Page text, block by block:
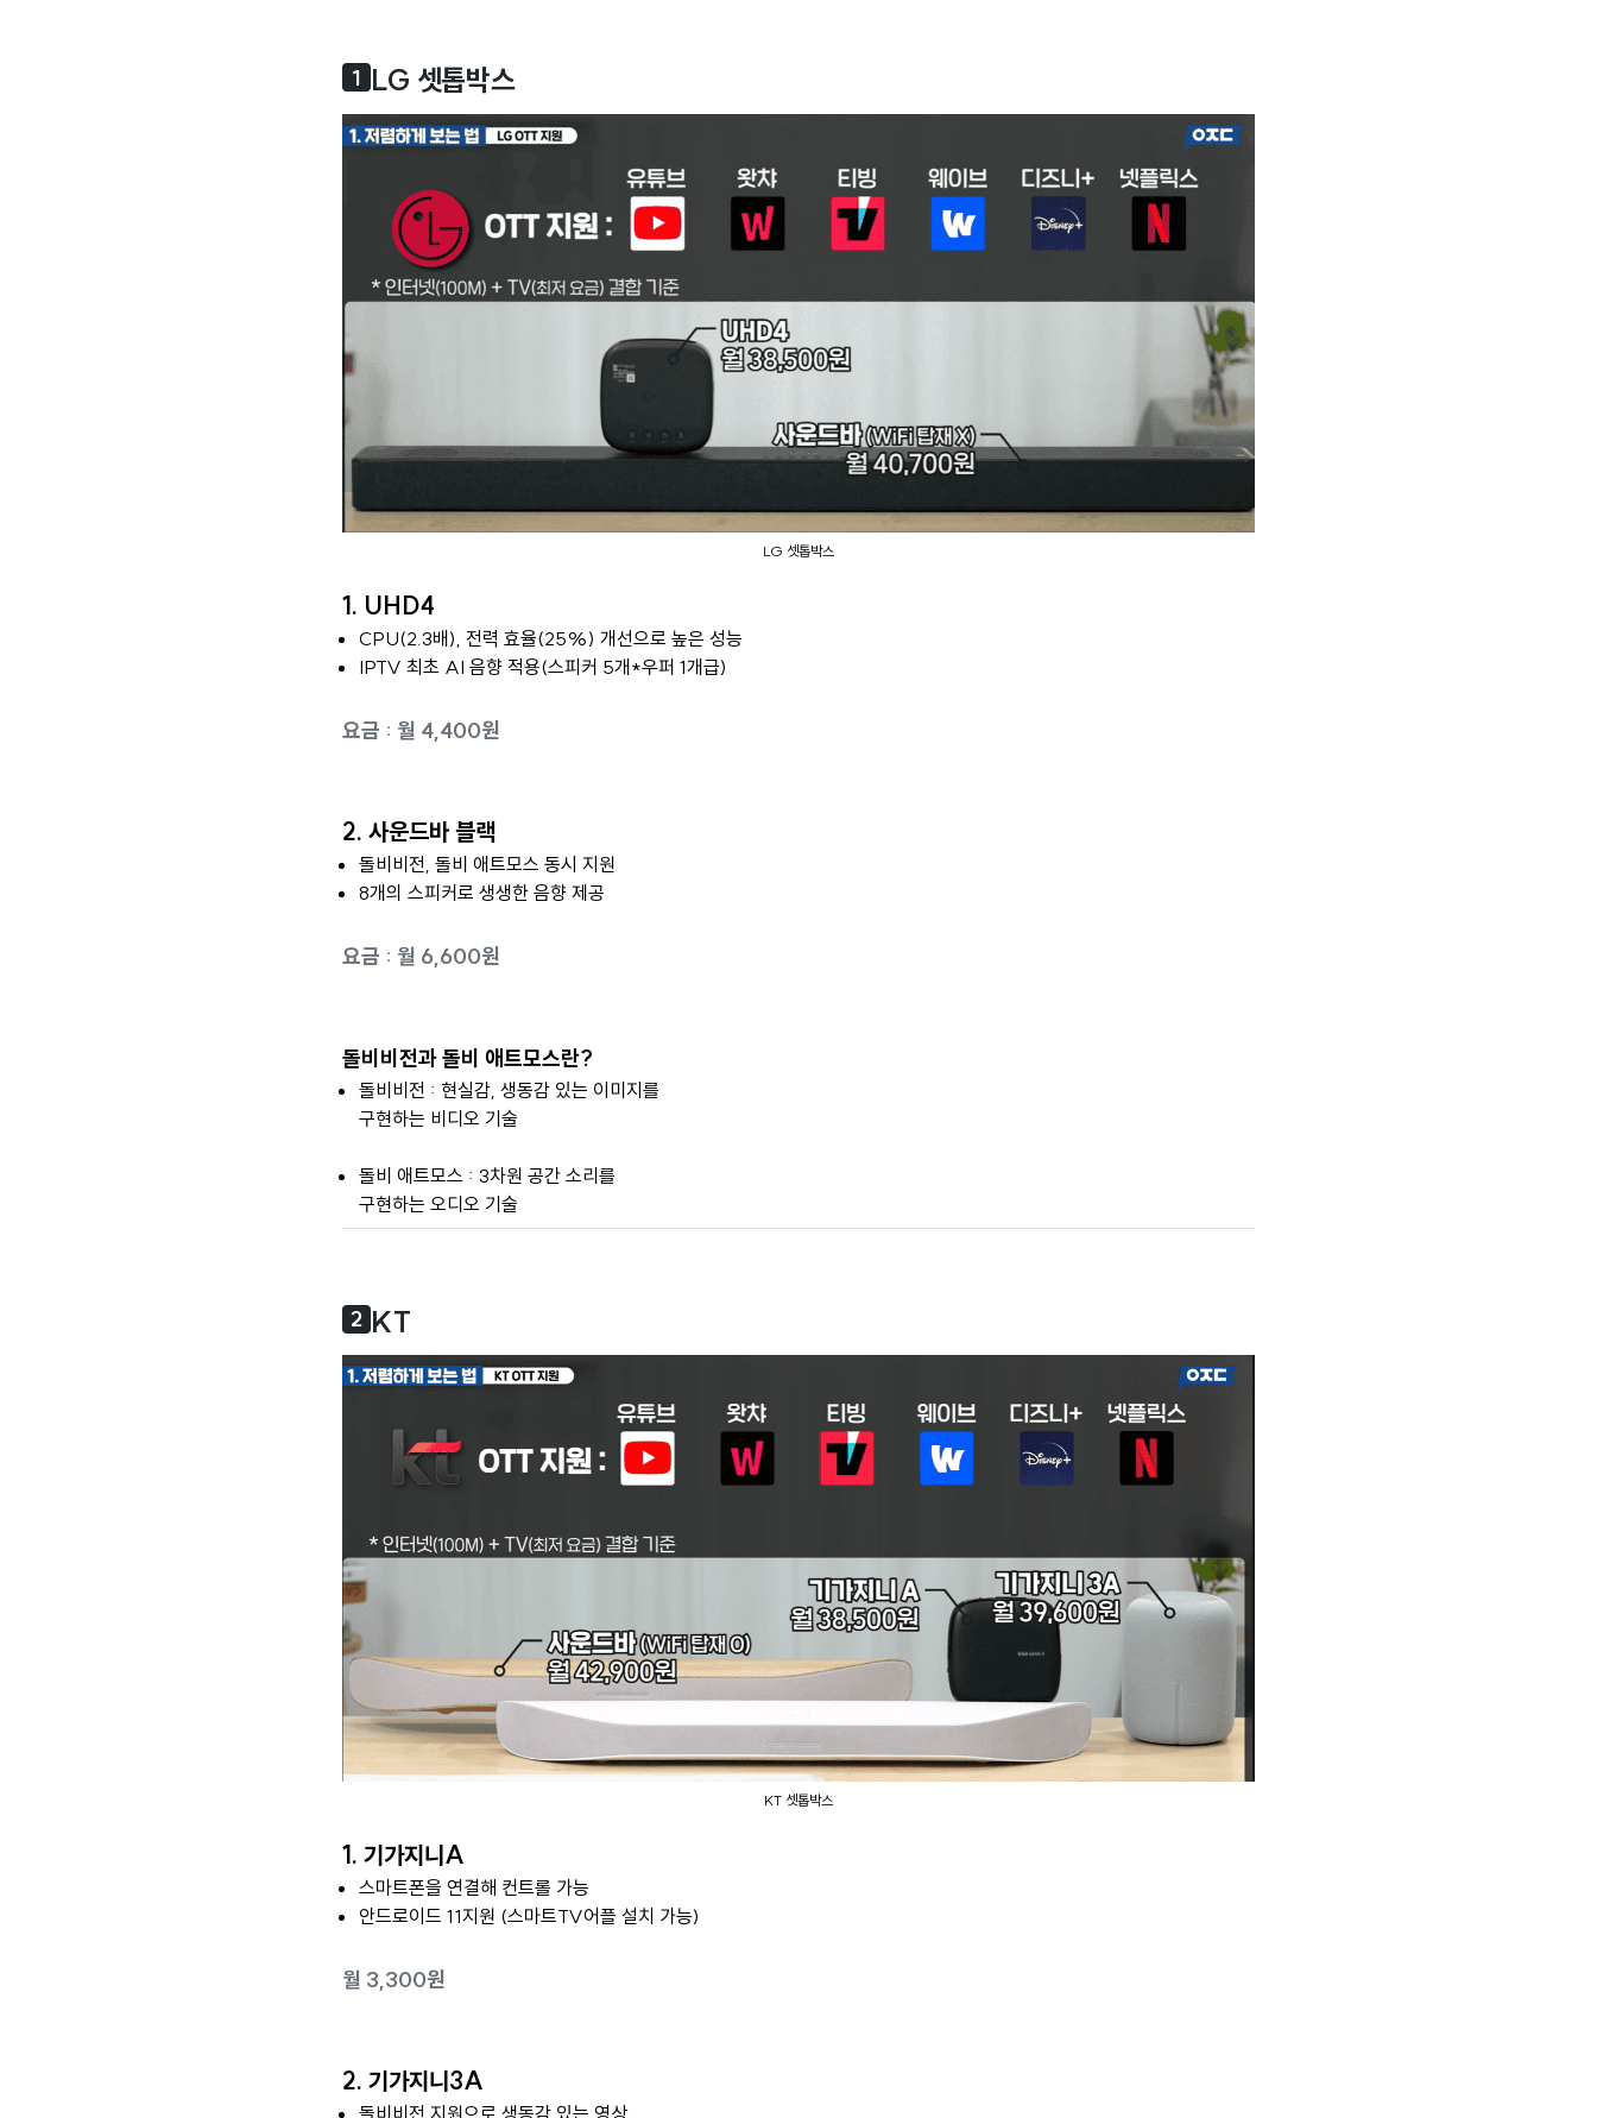
1 LG 셋톱박스
LG 셋톱박스
1. UHD4
CPU(2.3배), 전력 효율(25%) 개선으로 높은 성능
IPTV 최초 AI 음향 적용(스피커 5개*우퍼 1개급)
요금 : 월 4,400원
2. 사운드바 블랙
돌비비전, 돌비 애트모스 동시 지원
8개의 스피커로 생생한 음향 제공
요금 : 월 6,600원
돌비비전과 돌비 애트모스란?
돌비비전 : 현실감, 생동감 있는 이미지를
구현하는 비디오 기술
돌비 애트모스 : 3차원 공간 소리를
구현하는 오디오 기술
2 KT
KT 셋톱박스
1. 기가지니A
스마트폰을 연결해 컨트롤 가능
안드로이드 11지원 (스마트TV어플 설치 가능)
월 3,300원
2. 기가지니3A
돌비비전 지원으로 생동감 있는 영상